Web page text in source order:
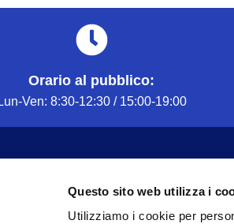
Questo sito web utilizza i
Utilizziamo i cookie per
Orario al pubblico:
Lun-Ven: 8:30-12:30 / 15:00-19:00
6/A 09032 Assemini CA
+39 070 942 030